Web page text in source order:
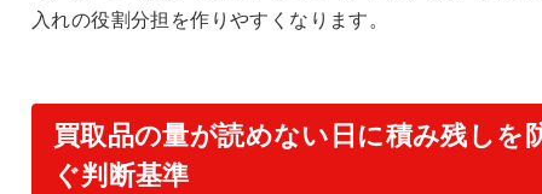
入れの役割分担を作りやすくなります。
買取品の量が読めない日に積み残しを
ぐ判断基準